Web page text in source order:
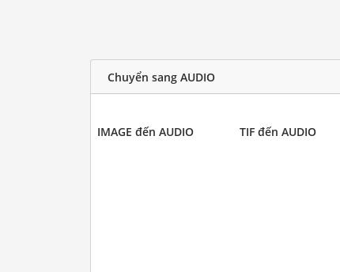
Chuyển sang AUDIO
IMAGE đến AUDIO TIF đến AUDIO